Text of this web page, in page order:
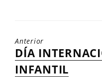
b
o
o
e
r
d
Anterior
Entrada
anterior:
DÍA
INFANTIL